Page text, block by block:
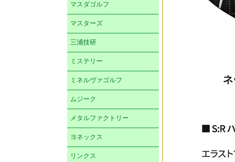
マスダゴルフ
マスターズ
三浦技研
ミステリー
ミネルヴァゴルフ
ムジーク
メタルファクトリー
ヨネックス
リンクス